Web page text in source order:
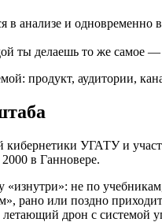
анализе и одновременно
ты делаешь то же самое
продукт, аудитории,
кибернетики УГАТУ и
в Ганновере.
не по
рано или поздно
дрон с системой